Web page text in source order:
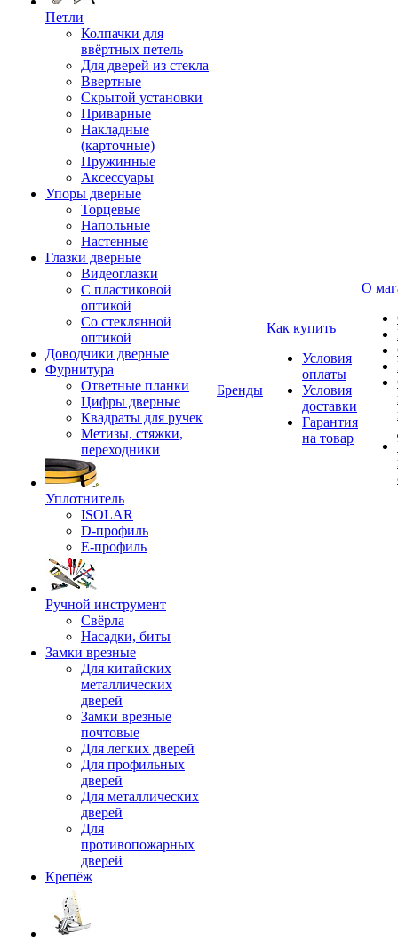
Петли
Колпачки для
ввёртных петель
Для дверей из стекла
Ввертные
Скрытой установки
Приварные
Накладные
(карточные)
Пружинные
Аксессуары
Упоры дверные
Торцевые
Напольные
Настенные
Глазки дверные
Видеоглазки
С пластиковой
оптикой
Со стеклянной
оптикой
Доводчики дверные
Фурнитура
Ответные планки
Цифры дверные
Квадраты для ручек
Метизы, стяжки,
переходники
Уплотнитель
ISOLAR
D-профиль
Е-профиль
Ручной инструмент
Свёрла
Насадки, биты
Замки врезные
Для китайских
металлических
дверей
Замки врезные
почтовые
Для легких дверей
Для профильных
дверей
Для металлических
дверей
Для
противопожарных
дверей
Крепёж
Бренды
Как купить
Условия
оплаты
Условия
доставки
Гарантия
на товар
О